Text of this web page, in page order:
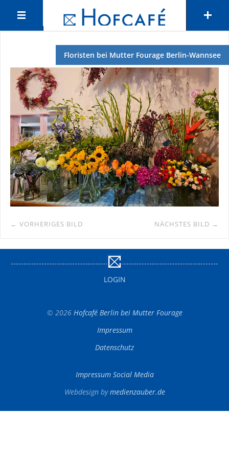
Floristen bei Mutter Fourage Berlin-Wannsee
← VORHERIGES BILD NÄCHSTES BILD →
LOGIN
© 2026 Hofcafé Berlin bei Mutter Fourage
Impressum
Datenschutz
Impressum Social Media
Webdesign bymedienzauber.de